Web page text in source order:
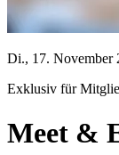
Di., 17. November
Exklusiv für
Meet &